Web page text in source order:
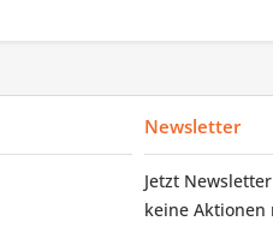
Newsletter
Jetzt
keine Aktionen